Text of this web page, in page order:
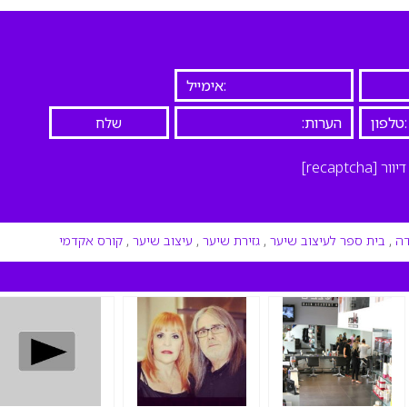
[recaptcha]
, בית ספר לעיצוב שיער , גזירת שיער , עיצוב שיער , קורס אקדמי